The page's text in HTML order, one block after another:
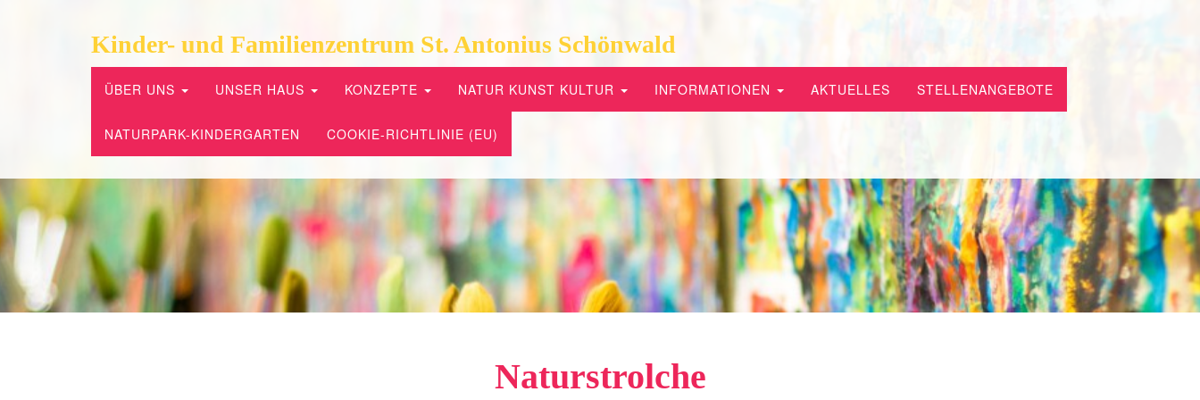
Kinder- und Familienzentrum St. Antonius Schönwald
ÜBER UNS UNSER HAUS KONZEPTE NATUR KUNST KULTUR INFORMATIONEN AKTUELLES STELLENANGEBOTE
NATURPARK-KINDERGARTEN COOKIE-RICHTLINIE (EU)
Naturstrolche